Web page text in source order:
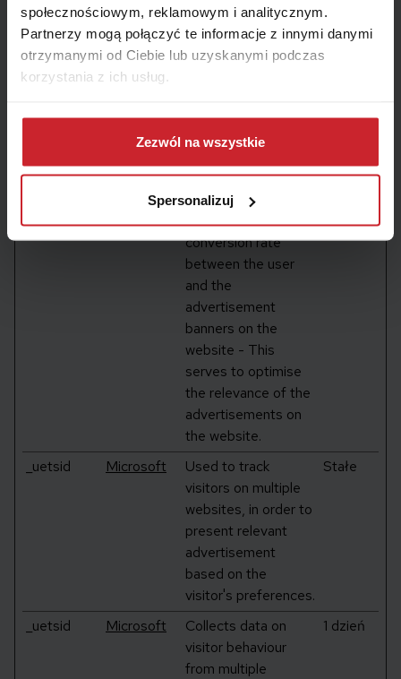
społecznościowym, reklamowym i analitycznym.
Partnerzy mogą połączyć te informacje z innymi danymi
otrzymanymi od Ciebie lub uzyskanymi podczas
korzystania z ich usług.
Dowiedz się więcej na temat tego, kim jesteśmy, jak
można się z nami skontaktować i w jaki sposób
przetwarzamy dane osobowe w ramachPolityki
Zezwól na wszystkie
Spersonalizuj
from third party
advertisers.
_gcl_au
Google
Used by Google
efficiency across
websites using their
3
_gcl_ls Google
Tracks the
conversion rate
between the user
and the
advertisement
banners on the
website - This
serves to optimise
the relevance of the
advertisements on
the website.
Stałe
_uetsid Microsoft
Used to track
visitors on multiple
websites, in order to
present relevant
advertisement
based on the
visitor's preferences.
Stałe
_uetsid Microsoft
Collects data on
visitor behaviour
from multiple
1 dzień